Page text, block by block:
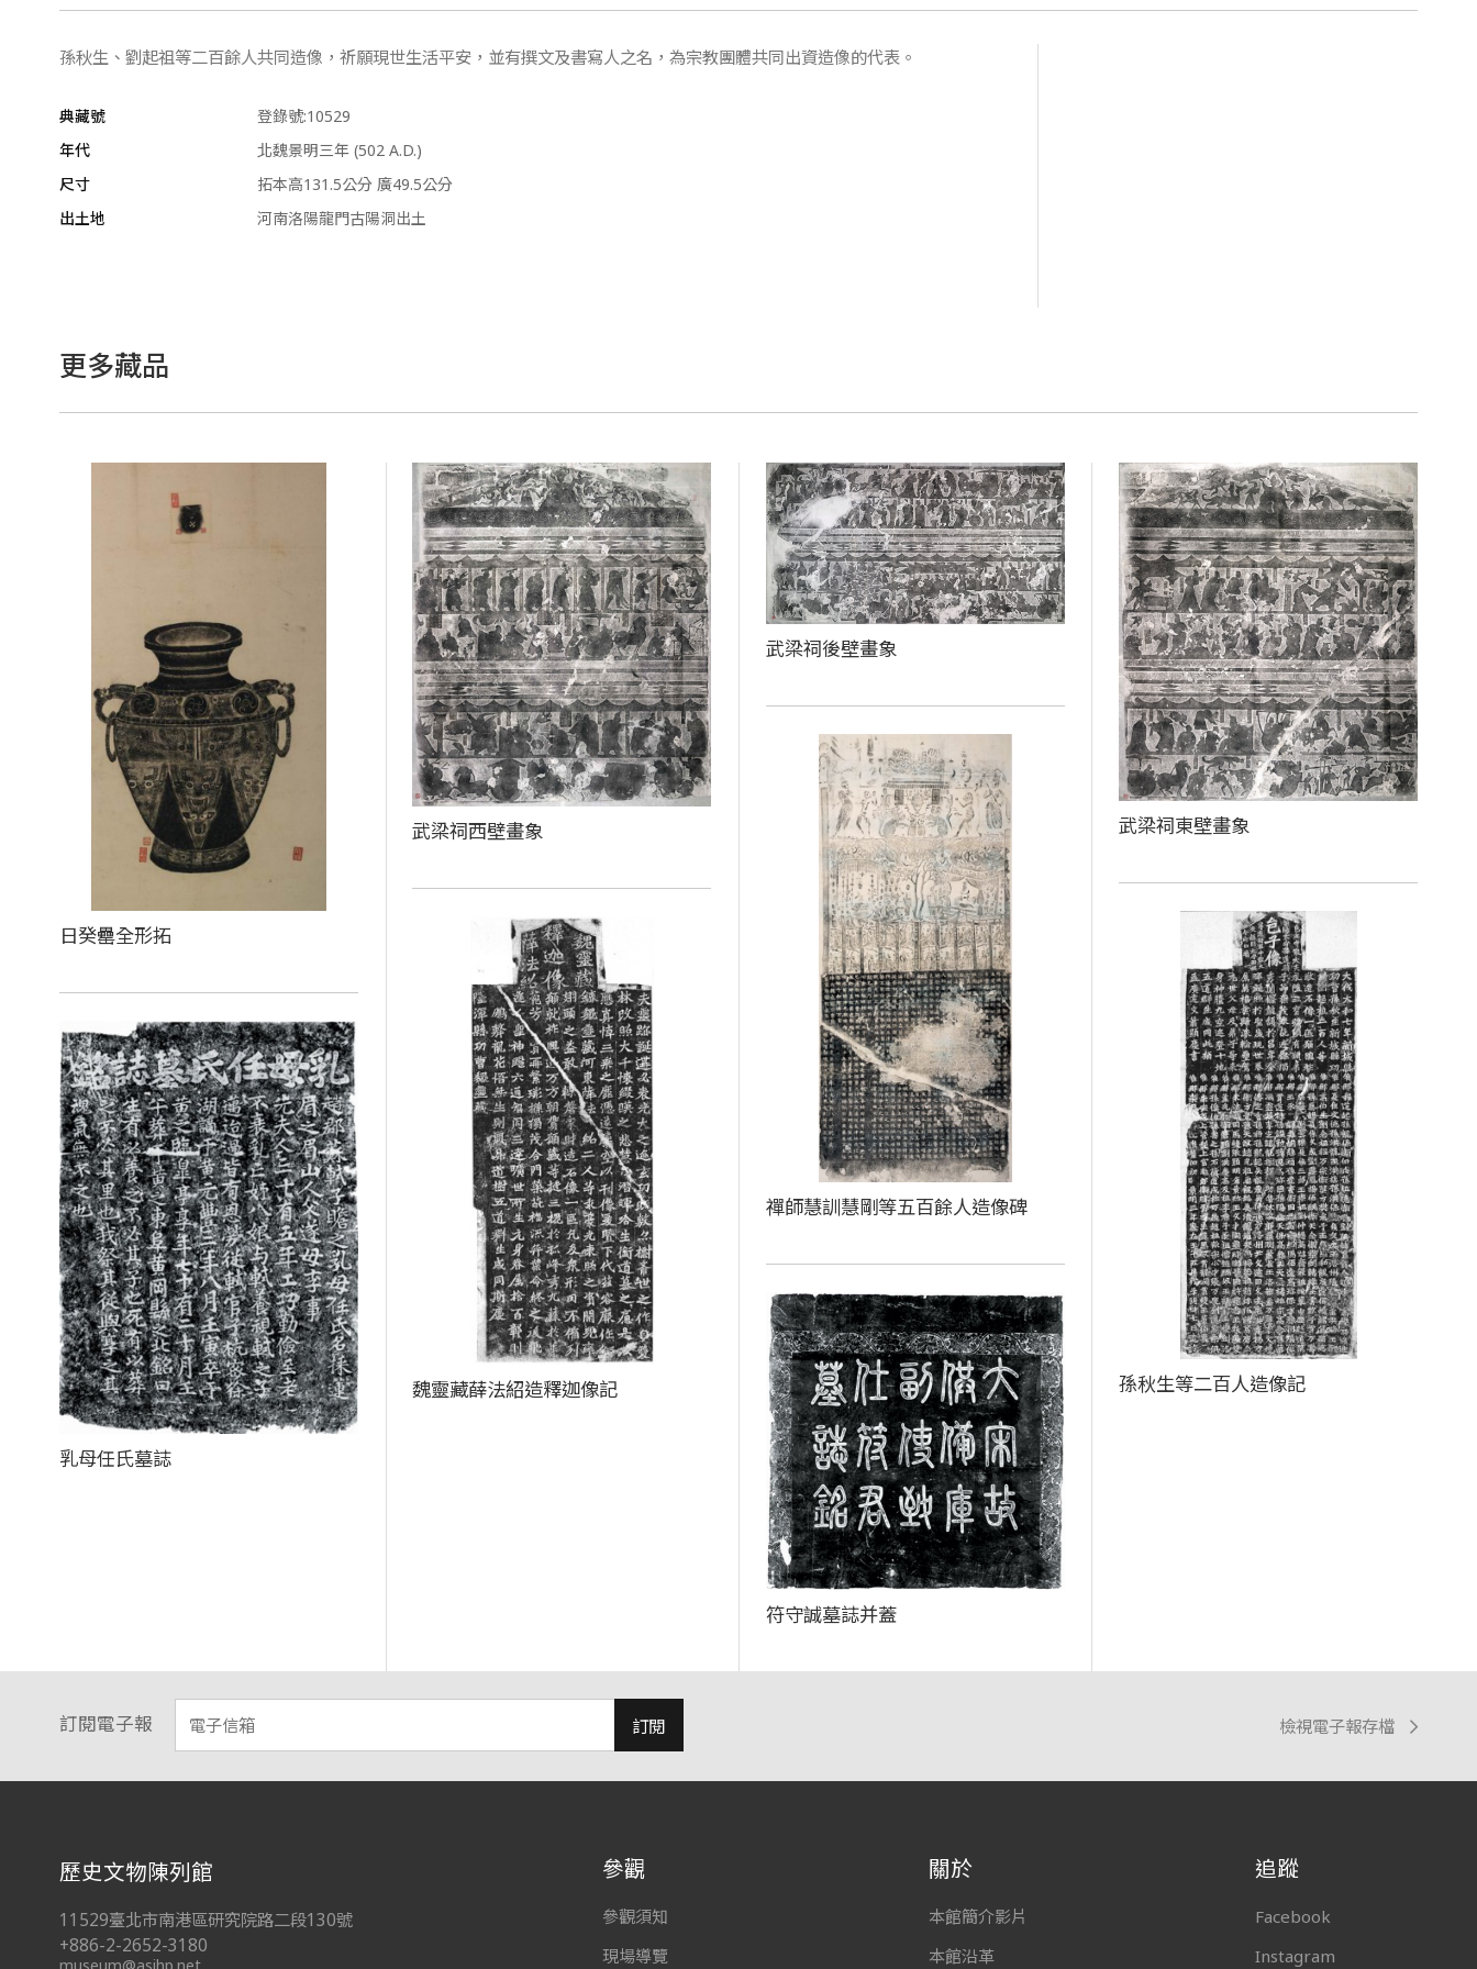
孫秋生、劉起祖等二百餘人共同造像，祈願現世生活平安，並有撰文及書寫人之名，為宗教團體共同出資造像的代表。
典藏號
登錄號:10529
年代
北魏景明三年 (502 A.D.)
尺寸
拓本高131.5公分 廣49.5公分
出土地
河南洛陽龍門古陽洞出土
更多藏品
日癸罍全形拓
武梁祠西壁畫象
武梁祠後壁畫象
武梁祠東壁畫象
禪師慧訓慧剛等五百餘人造像碑
孫秋生等二百人造像記
魏靈藏薛法紹造釋迦像記
乳母任氏墓誌
符守誠墓誌并蓋
訂閱電子報 訂閱 檢視電子報存檔
:::
歷史文物陳列館
11529臺北市南港區研究院路二段130號
+886-2-2652-3180
museum@asihp.net
參觀
參觀須知
現場導覽
關於
本館簡介影片
本館沿革
追蹤
Facebook
Instagram